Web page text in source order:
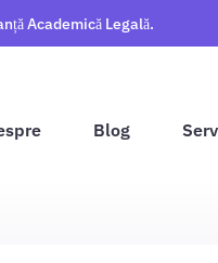
Academică Legală.
Blog